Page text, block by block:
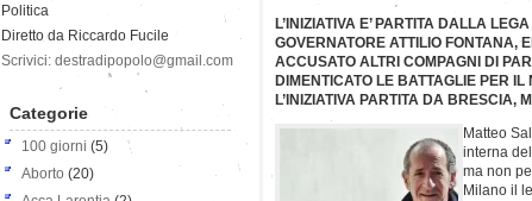
L’INIZIATIVA E’ PARTITA DALLA
GOVERNATORE ATTILIO FONTANA,
ACCUSATO ALTRI COMPAGNI DI
DIMENTICATO LE BATTAGLIE PER
L’INIZIATIVA PARTITA DA BRESCIA,
Matteo
interna
ma non
Milano il
Politica
Diretto da Riccardo Fucile
Scrivici: destradipopolo@gmail.com
Categorie
100 giorni (5)
Aborto (20)